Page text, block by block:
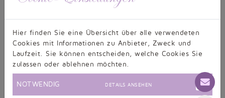
Maßgeschneidert statt Standardgröße
häufig vor, dass die Braut zwischen zwei Standardgrößen
schwankt. Mit besonders weiblichen Kurven ist es nicht
Hier finden Sie eine Übersicht über alle verwendeten
Cookies mit Informationen zu Anbieter, Zweck und
Laufzeit. Sie können entscheiden, welche Cookies Sie
zulassen oder ablehnen möchten.
NOTWENDIG DETAILS ANSEHEN